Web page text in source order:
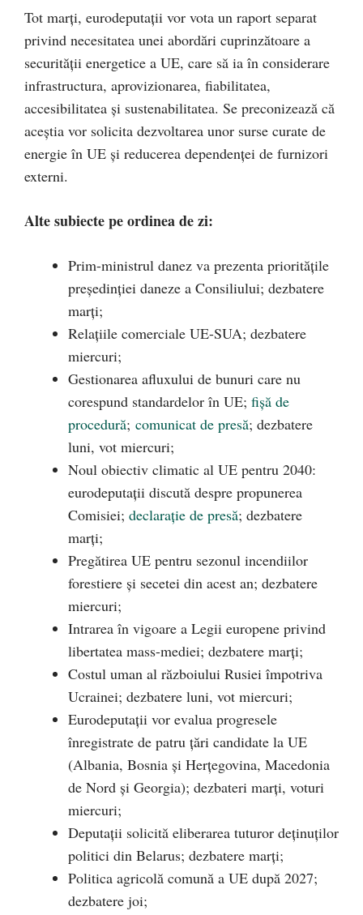
Tot marți, eurodeputații vor vota un raport separat
privind necesitatea unei abordări cuprinzătoare a
securității energetice a UE, care să ia în considerare
infrastructura, aprovizionarea, fiabilitatea,
accesibilitatea și sustenabilitatea. Se preconizează că
aceștia vor solicita dezvoltarea unor surse curate de
energie în UE și reducerea dependenței de furnizori
externi.
Alte subiecte pe ordinea de zi:
Prim-ministrul danez va prezenta prioritățile
președinției daneze a Consiliului; dezbatere
marți;
Relațiile comerciale UE-SUA; dezbatere
miercuri;
Gestionarea afluxului de bunuri care nu
corespund standardelor în UE; fișă de
procedură; comunicat de presă; dezbatere
luni, vot miercuri;
Noul obiectiv climatic al UE pentru 2040:
eurodeputații discută despre propunerea
Comisiei; declarație de presă; dezbatere
marți;
Pregătirea UE pentru sezonul incendiilor
forestiere și secetei din acest an; dezbatere
miercuri;
Intrarea în vigoare a Legii europene privind
libertatea mass-mediei; dezbatere marți;
Costul uman al războiului Rusiei împotriva
Ucrainei; dezbatere luni, vot miercuri;
Eurodeputații vor evalua progresele
înregistrate de patru țări candidate la UE
(Albania, Bosnia și Herțegovina, Macedonia
de Nord și Georgia); dezbateri marți, voturi
miercuri;
Deputații solicită eliberarea tuturor deținuților
politici din Belarus; dezbatere marți;
Politica agricolă comună a UE după 2027;
dezbatere joi;